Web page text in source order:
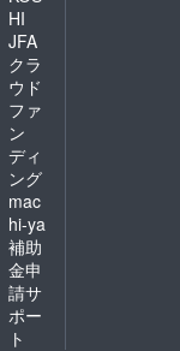
HI
JFA
クラ
ウド
ファ
ン
ディ
ング
mac
hi-ya
補助
金申
請サ
ポー
ト